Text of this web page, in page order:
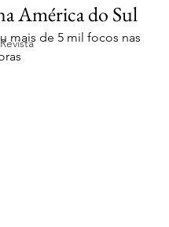
América do Sul
mais de 5 mil focos nas